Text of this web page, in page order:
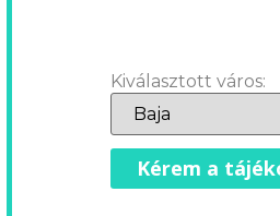
Kiválasztott város:
Kérem a